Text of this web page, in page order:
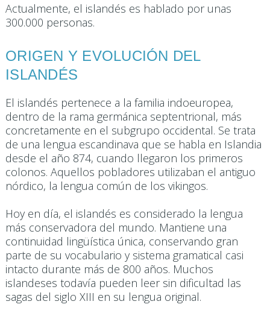
Actualmente, el islandés es hablado por unas
300.000 personas.
ORIGEN Y EVOLUCIÓN DEL
ISLANDÉS
El islandés pertenece a la familia indoeuropea,
dentro de la rama germánica septentrional, más
concretamente en el subgrupo occidental. Se trata
de una lengua escandinava que se habla en Islandia
desde el año 874, cuando llegaron los primeros
colonos. Aquellos pobladores utilizaban el antiguo
nórdico, la lengua común de los vikingos.
Hoy en día, el islandés es considerado la lengua
más conservadora del mundo. Mantiene una
continuidad lingüística única, conservando gran
parte de su vocabulario y sistema gramatical casi
intacto durante más de 800 años. Muchos
islandeses todavía pueden leer sin dificultad las
sagas del siglo XIII en su lengua original.